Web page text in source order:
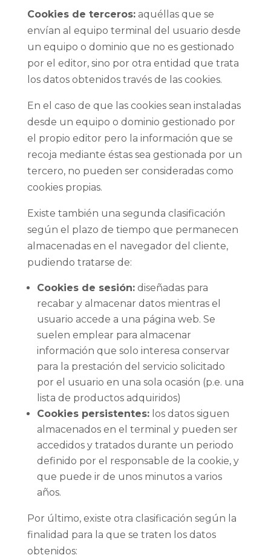
Cookies de terceros:aquéllas que se
envían al equipo terminal del usuario desde
un equipo o dominio que no es gestionado
por el editor, sino por otra entidad que trata
los datos obtenidos través de las cookies.
En el caso de que las cookies sean instaladas
desde un equipo o dominio gestionado por
el propio editor pero la información que se
recoja mediante éstas sea gestionada por un
tercero, no pueden ser consideradas como
cookies propias.
Existe también una segunda clasificación
según el plazo de tiempo que permanecen
almacenadas en el navegador del cliente,
pudiendo tratarse de:
Cookies de sesión:diseñadas para
recabar y almacenar datos mientras el
usuario accede a una página web. Se
suelen emplear para almacenar
información que solo interesa conservar
para la prestación del servicio solicitado
por el usuario en una sola ocasión (p.e. una
lista de productos adquiridos)
Cookies persistentes:los datos siguen
almacenados en el terminal y pueden ser
accedidos y tratados durante un periodo
definido por el responsable de la cookie, y
que puede ir de unos minutos a varios
años.
Por último, existe otra clasificación según la
finalidad para la que se traten los datos
obtenidos: